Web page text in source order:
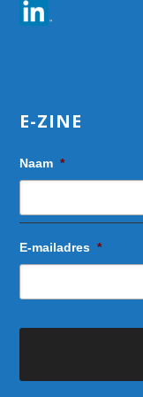
E-ZINE
Naam *
E-mailadres *